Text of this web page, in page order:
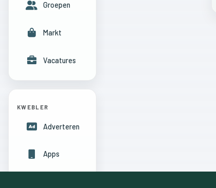
Groepen
Markt
Vacatures
KWEBLER
Adverteren
Apps